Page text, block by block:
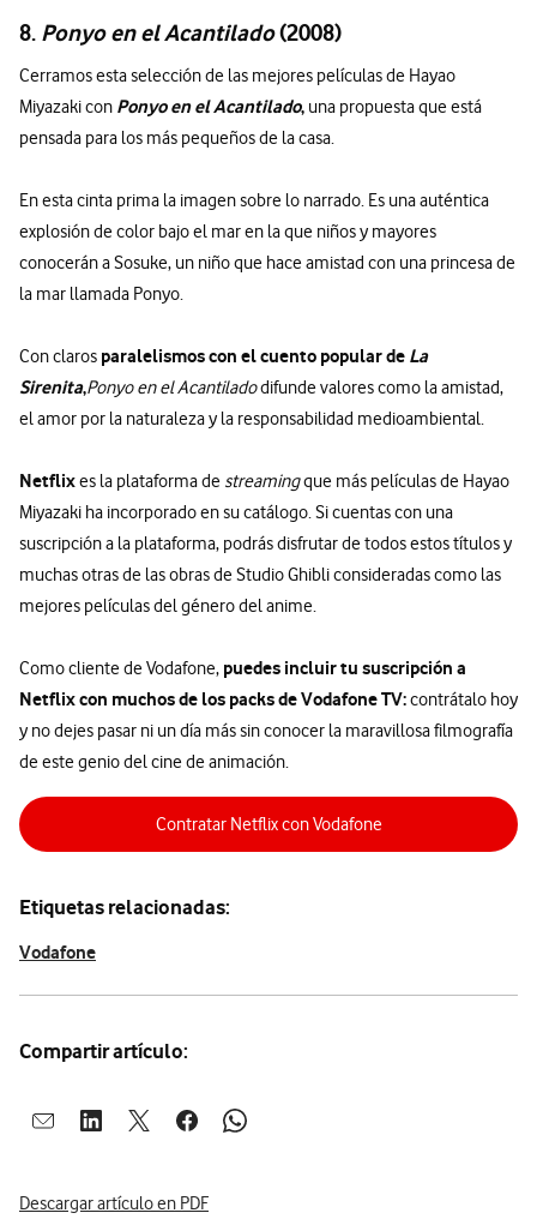
8. Ponyo en el Acantilado(2008)
Cerramos esta selección de las mejores películas de Hayao
Miyazaki con Ponyo en el Acantilado, una propuesta que está
pensada para los más pequeños de la casa.
En esta cinta prima la imagen sobre lo narrado. Es una auténtica
explosión de color bajo el mar en la que niños y mayores
conocerán a Sosuke, un niño que hace amistad con una princesa de
la mar llamada Ponyo.
Con claros paralelismos con el cuento popular de La
Sirenita,Ponyo en el Acantiladodifunde valores como la amistad,
el amor por la naturaleza y la responsabilidad medioambiental.
Netflixes la plataforma de streamingque más películas de Hayao
Miyazaki ha incorporado en su catálogo. Si cuentas con una
suscripción a la plataforma, podrás disfrutar de todos estos títulos y
muchas otras de las obras de Studio Ghibli consideradas como las
mejores películas del género del anime.
Como cliente de Vodafone, puedes incluir tu suscripción a
Netflix con muchos de los packs de Vodafone TV:contrátalo hoy
y no dejes pasar ni un día más sin conocer la maravillosa filmografía
de este genio del cine de animación.
Contratar Netflix con Vodafone
Etiquetas relacionadas:
Vodafone
Compartir artículo:
Abrir ventana para compartir en mail
Abrir ventana para compartir en linkedin
Abrir ventana para compartir en twitter
Abrir ventana para compartir en facebook
Abrir ventana para compartir en
Descargar artículo en PDF